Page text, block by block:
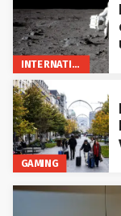
INTERNATIONAL
GAMING